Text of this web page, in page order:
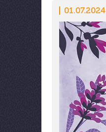
01.07.2024